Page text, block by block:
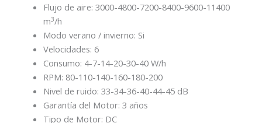
Flujo de aire: 3000-4800-7200-8400-9600-11400
m3/h
Modo verano / invierno: Si
Velocidades: 6
Consumo: 4-7-14-20-30-40 W/h
RPM: 80-110-140-160-180-200
Nivel de ruido: 33-34-36-40-44-45 dB
Garantía del Motor: 3 años
Tipo de Motor: DC